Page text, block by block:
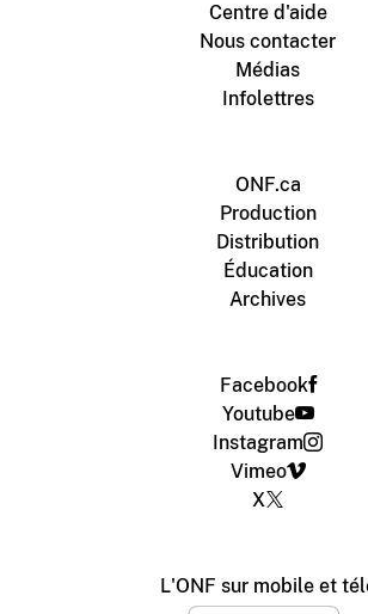
Centre d'aide
Nous contacter
Médias
Infolettres
ONF.ca
Production
Distribution
Éducation
Archives
Facebook
Youtube
Instagram
Vimeo
X
L'ONF sur mobile et